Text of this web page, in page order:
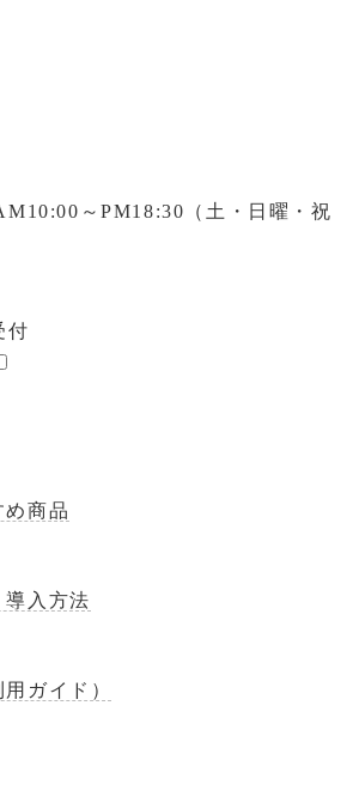
～PM18:30（土・日曜・祝
付
め商品
導入方法
ガイド）